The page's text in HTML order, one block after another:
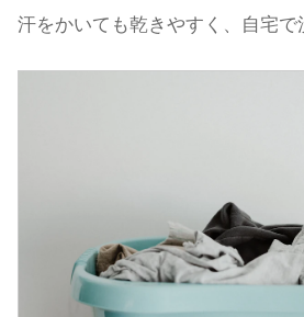
汗をかいても乾きやすく、自宅で